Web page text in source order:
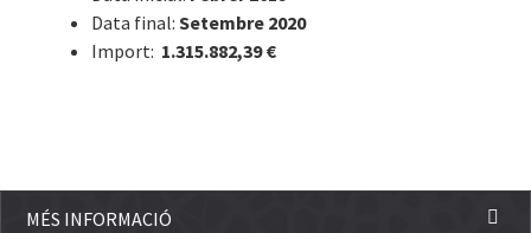
Data final:Setembre 2020
Import: 1.315.882,39 €
MÉS INFORMACIÓ